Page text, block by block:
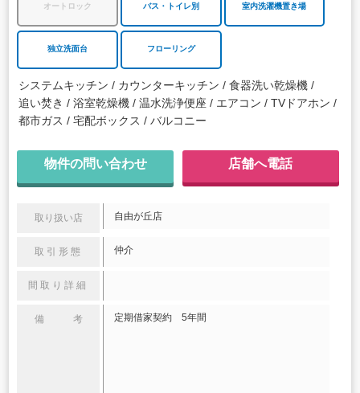
オートロック バス・トイレ別 室内洗濯機置き場
独立洗面台 フローリング
システムキッチン カウンターキッチン
食器洗い乾燥機
追い焚き
浴室乾燥機 温水洗浄便座 エアコン
TVドアホン
都市ガス
宅配ボックス バルコニー
物件の問い合わせ 店舗へ電話
取り扱い店 自由が丘店
取引形態 仲介
間取り詳細
備 考 定期借家契約 5年間